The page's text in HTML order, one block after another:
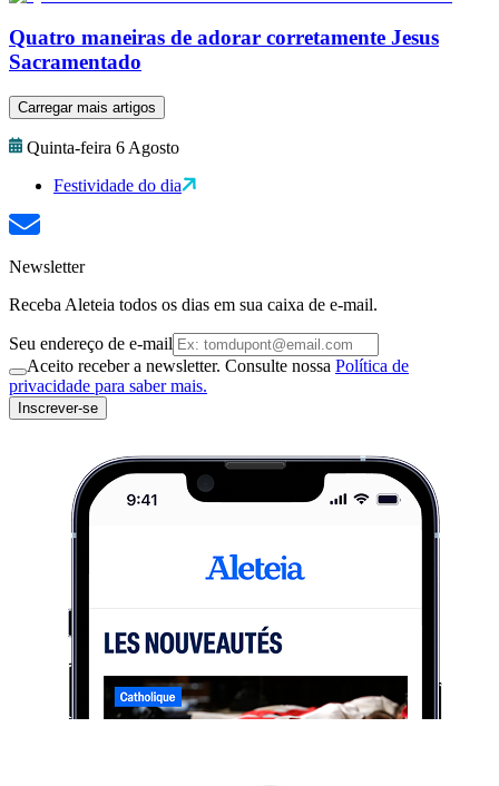
Quatro maneiras de adorar corretamente Jesus
Sacramentado
Carregar mais artigos
Quinta-feira 6 Agosto
Festividade do dia
Newsletter
Receba Aleteia todos os dias em sua caixa de e-mail.
Seu endereço de e-mail
Aceito receber a newsletter. Consulte nossa Política de
privacidade para saber mais.
Inscrever-se